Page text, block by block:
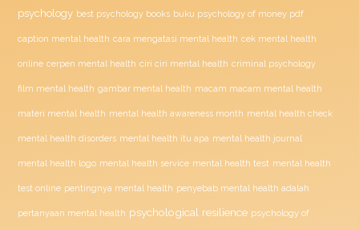
psychology best psychology books buku psychology of money pdf
caption mental health cara mengatasi mental health cek mental health
online cerpen mental health ciri ciri mental health criminal psychology
film mental health gambar mental health macam macam mental health
materi mental health mental health awareness month mental health check
mental health disorders mental health itu apa mental health journal
mental health logo mental health service mental health test mental health
test online pentingnya mental health penyebab mental health adalah
pertanyaan mental health psychological resilience psychology of